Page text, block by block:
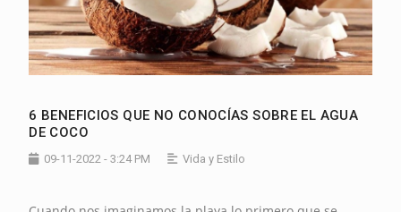
6 BENEFICIOS QUE NO CONOCÍAS SOBRE EL AGUA
DE COCO
09-11-2022 - 3:24 PM Vida y Estilo